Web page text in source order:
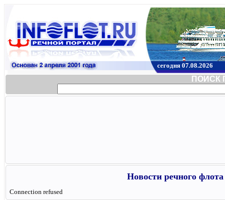
сегодня 07.08.2026
ПОИСК
Новости речного
Connection refused